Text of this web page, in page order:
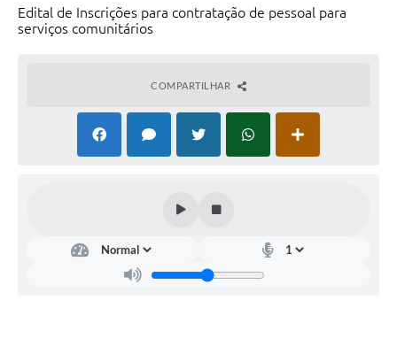
Edital de Inscrições para contratação de pessoal para
serviços comunitários
COMPARTILHAR